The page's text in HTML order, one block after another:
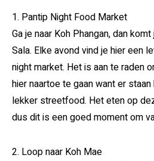
1. Pantip Night Food Market
Ga je naar Koh Phangan, dan
Sala. Elke avond vind je hier een
night market. Het is aan te raden
hier naartoe te gaan want er
lekker streetfood. Het eten op
dus dit is een goed moment om
2. Loop naar Koh Mae